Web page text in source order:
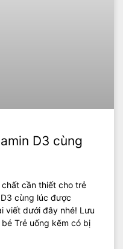
D3 cùng
cần thiết cho trẻ
cùng lúc được
viết dưới đây nhé! Lưu
Trẻ uống kẽm có bị